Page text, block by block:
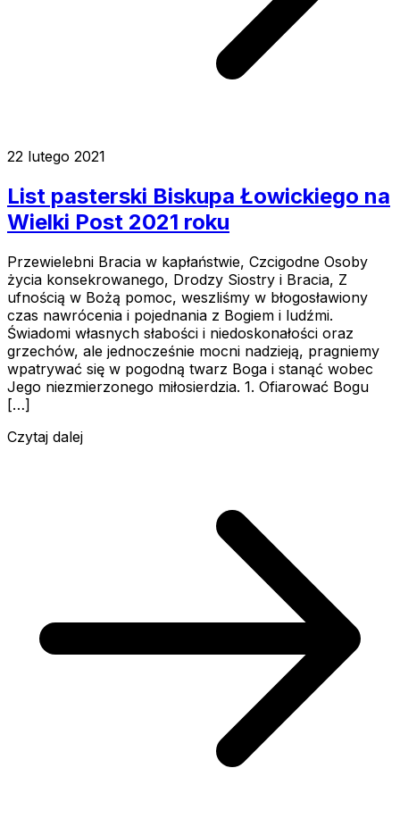
22 lutego 2021
List pasterski Biskupa Łowickiego na
Wielki Post 2021 roku
Przewielebni Bracia w kapłaństwie, Czcigodne Osoby
życia konsekrowanego, Drodzy Siostry i Bracia, Z
ufnością w Bożą pomoc, weszliśmy w błogosławiony
czas nawrócenia i pojednania z Bogiem i ludźmi.
Świadomi własnych słabości i niedoskonałości oraz
grzechów, ale jednocześnie mocni nadzieją, pragniemy
wpatrywać się w pogodną twarz Boga i stanąć wobec
Jego niezmierzonego miłosierdzia. 1. Ofiarować Bogu
[…]
Czytaj dalej